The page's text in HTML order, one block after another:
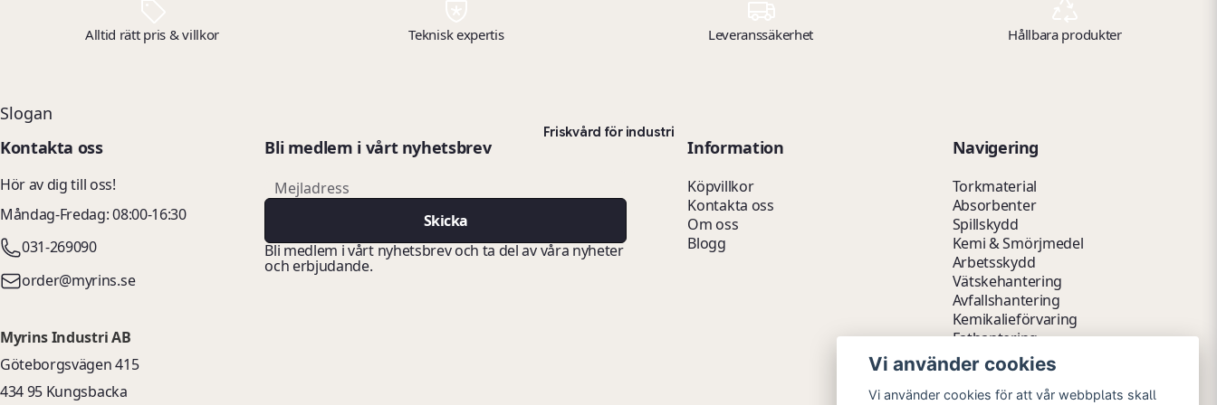
Alltid rätt pris & villkor Teknisk expertis Leveranssäkerhet Hållbara produkter
Slogan
Friskvård för industri
Kontakta oss
Hör av dig till oss!
Måndag-Fredag: 08:00-16:30
031-269090
order@myrins.se
Myrins Industri AB
Göteborgsvägen 415
434 95 Kungsbacka
Bli medlem i vårt nyhetsbrev
email
Mejladress
Skicka
Bli medlem i vårt nyhetsbrev och ta del av våra nyheter
och erbjudande.
Information
Köpvillkor
Kontakta oss
Om oss
Blogg
Navigering
Torkmaterial
Absorbenter
Spillskydd
Kemi & Smörjmedel
Arbetsskydd
Vätskehantering
Avfallshantering
Kemikalieförvaring
Fathantering
Emballage & Tillbehör
Lager & Kontor
Hygien- & Städartiklar
Vi använder cookies
Vi använder cookies för att vår webbplats skall